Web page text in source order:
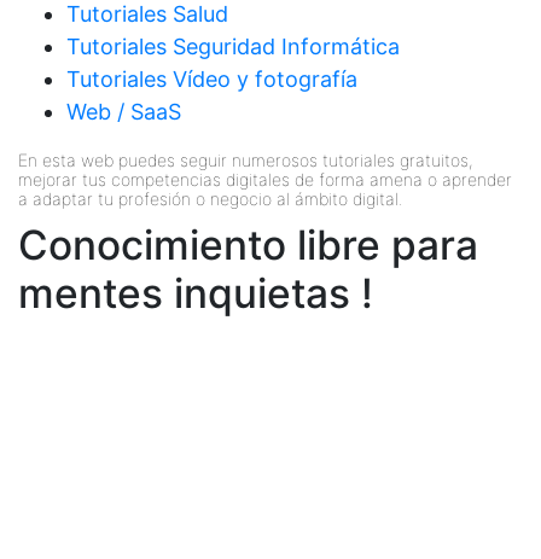
Tutoriales Salud
Tutoriales Seguridad Informática
Tutoriales Vídeo y fotografía
Web / SaaS
En esta web puedes seguir numerosos tutoriales gratuitos,
mejorar tus competencias digitales de forma amena o aprender
a adaptar tu profesión o negocio al ámbito digital.
Conocimiento libre para
mentes inquietas !